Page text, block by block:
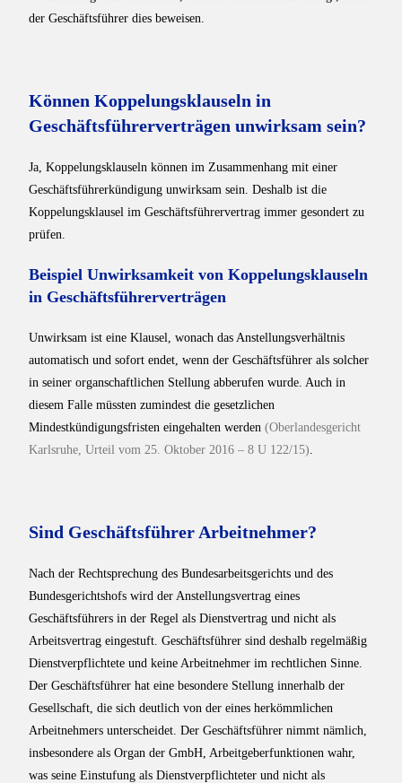
der Geschäftsführer dies beweisen.
Können Koppelungsklauseln in
Geschäftsführerverträgen unwirksam sein?
Ja, Koppelungsklauseln können im Zusammenhang mit einer
Geschäftsführerkündigung unwirksam sein. Deshalb ist die
Koppelungsklausel im Geschäftsführervertrag immer gesondert zu
prüfen.
Beispiel Unwirksamkeit von Koppelungsklauseln
in Geschäftsführerverträgen
Unwirksam ist eine Klausel, wonach das Anstellungsverhältnis
automatisch und sofort endet, wenn der Geschäftsführer als solcher
in seiner organschaftlichen Stellung abberufen wurde. Auch in
diesem Falle müssten zumindest die gesetzlichen
Mindestkündigungsfristen eingehalten werden(Oberlandesgericht
Karlsruhe, Urteil vom 25. Oktober 2016 – 8 U 122/15).
Sind Geschäftsführer Arbeitnehmer?
Nach der Rechtsprechung des Bundesarbeitsgerichts und des
Bundesgerichtshofs wird der Anstellungsvertrag eines
Geschäftsführers in der Regel als Dienstvertrag und nicht als
Arbeitsvertrag eingestuft. Geschäftsführer sind deshalb regelmäßig
Dienstverpflichtete und keine Arbeitnehmer im rechtlichen Sinne.
Der Geschäftsführer hat eine besondere Stellung innerhalb der
Gesellschaft, die sich deutlich von der eines herkömmlichen
Arbeitnehmers unterscheidet. Der Geschäftsführer nimmt nämlich,
insbesondere als Organ der GmbH, Arbeitgeberfunktionen wahr,
was seine Einstufung als Dienstverpflichteter und nicht als